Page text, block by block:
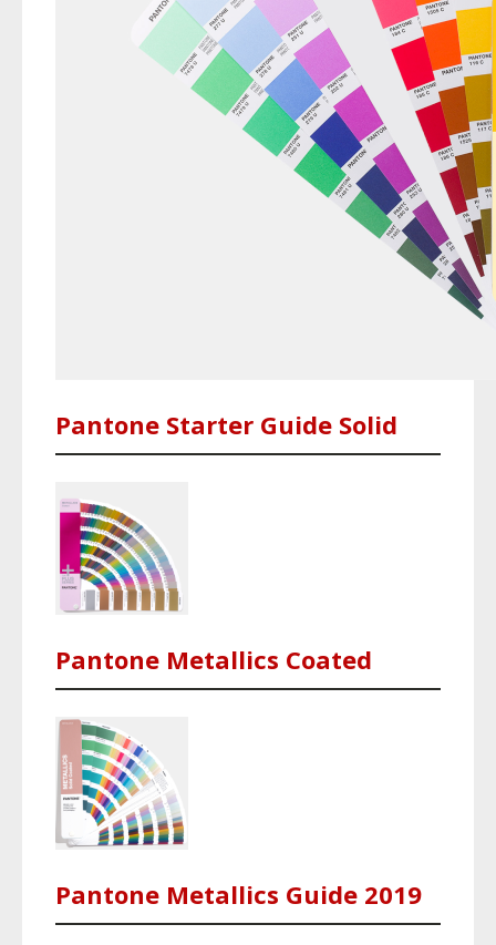
Pantone Starter Guide Solid
Pantone Metallics Coated
Pantone Metallics Guide 2019